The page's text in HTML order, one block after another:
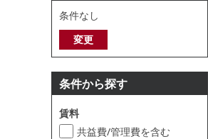
条件なし
変更
条件から探す
賃料
共益費/管理費を含む